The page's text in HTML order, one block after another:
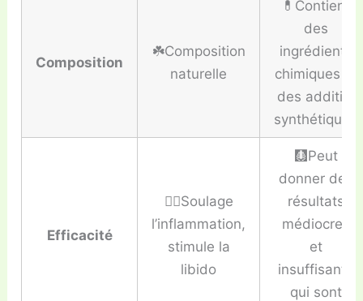
Composition
☘️Composition
naturelle
💊Contient
des
ingrédients
chimiques et
des additifs
synthétiques
Efficacité
👍🏼Soulage
l’inflammation,
stimule la
libido
🩻Peut
donner des
résultats
médiocres
et
insuffisants
qui sont